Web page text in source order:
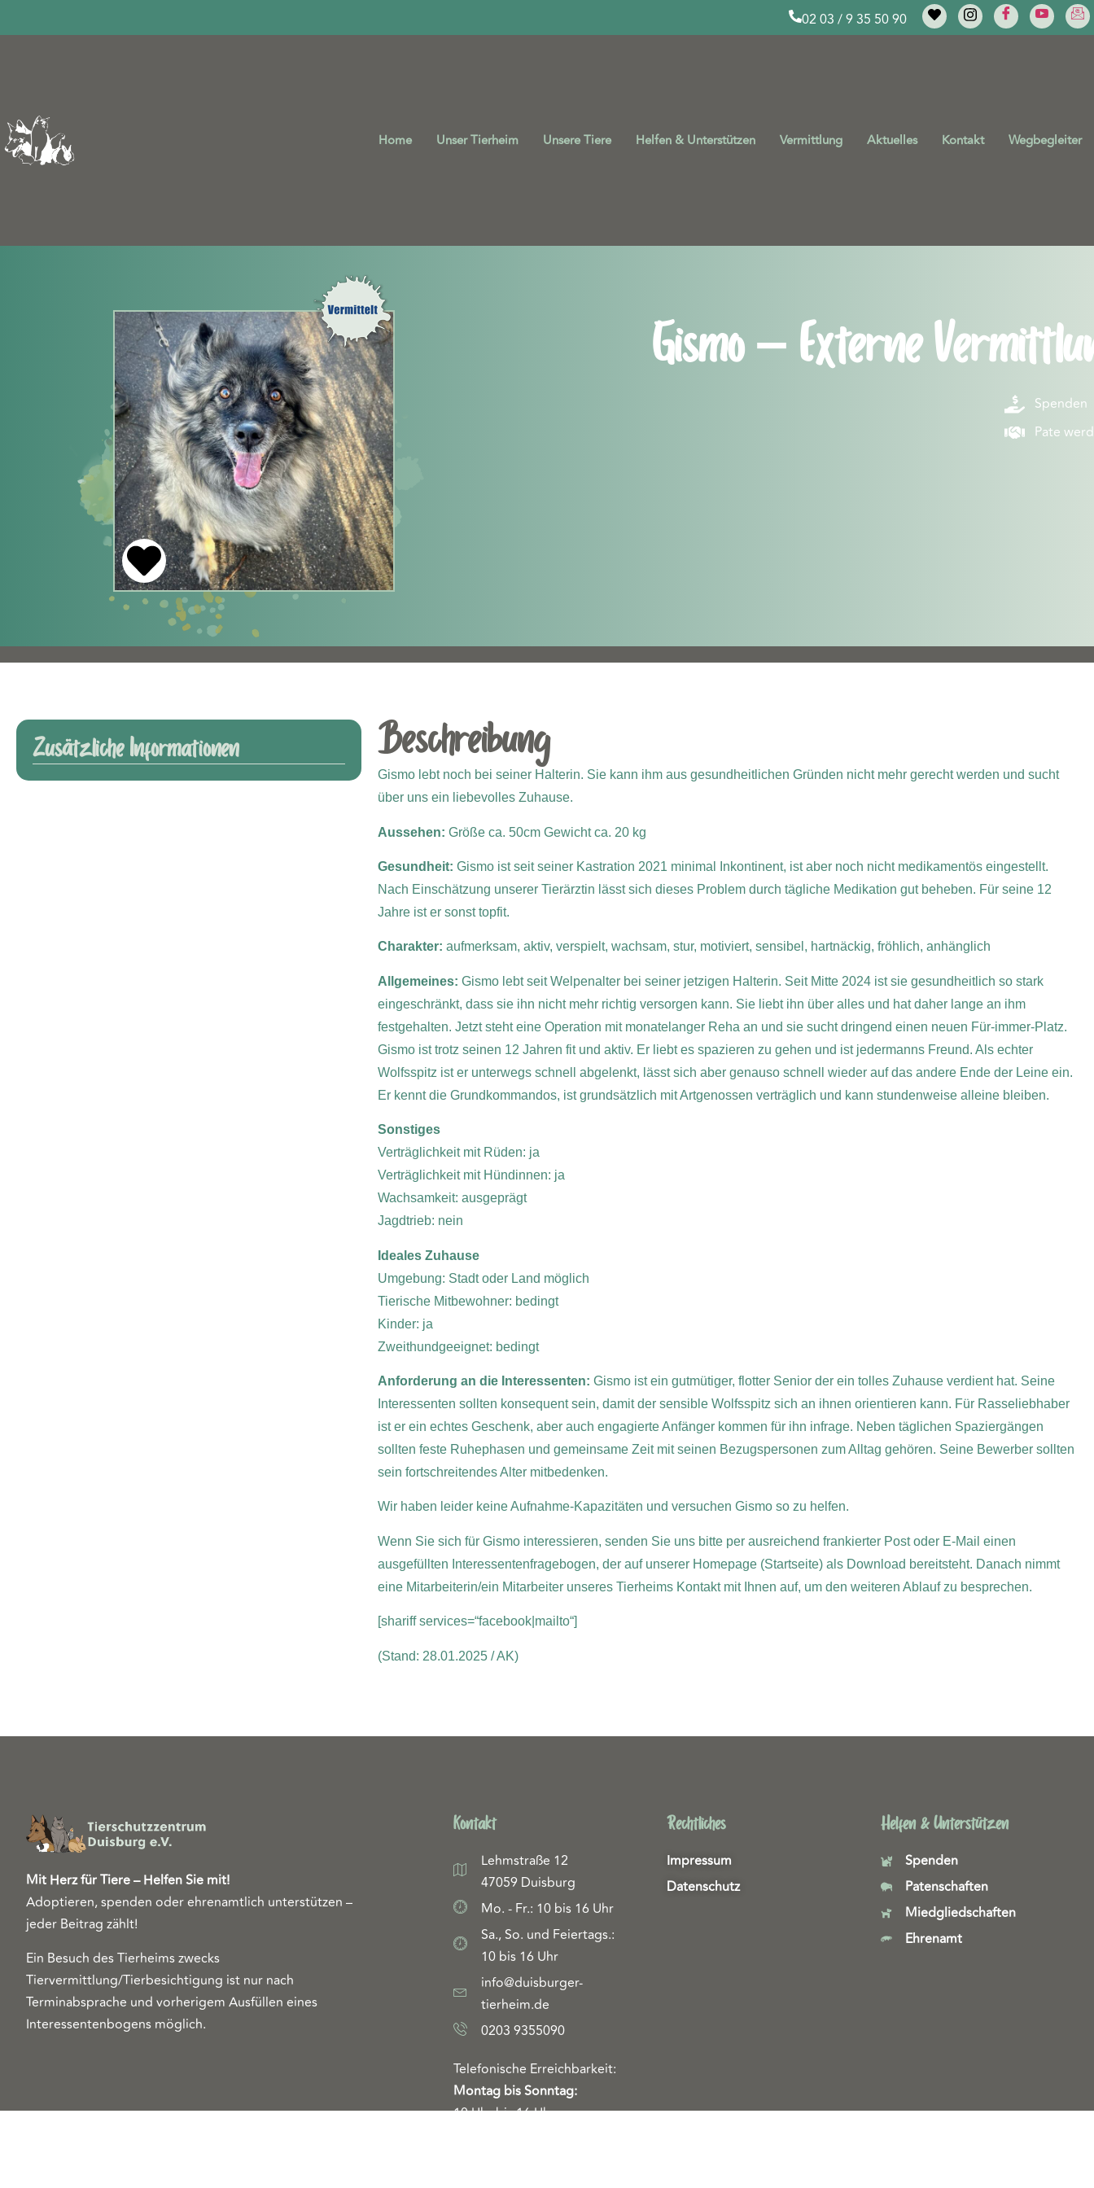
02 03 / 9 35 50 90
Home Unser Tierheim Unsere Tiere Helfen & Unterstützen Vermittlung Aktuelles Kontakt Wegbegleiter
Gismo – Externe
Spenden
Pate
Zusätzliche Informationen Beschreibung
Gismo lebt noch bei seiner Halterin. Sie kann ihm aus gesundheitlichen Gründen nicht mehr gerecht werden und sucht
über uns ein liebevolles Zuhause.
Aussehen: Größe ca. 50cm Gewicht ca. 20 kg
Gesundheit: Gismo ist seit seiner Kastration 2021 minimal Inkontinent, ist aber noch nicht medikamentös eingestellt.
Nach Einschätzung unserer Tierärztin lässt sich dieses Problem durch tägliche Medikation gut beheben. Für seine 12
Jahre ist er sonst topfit.
Charakter: aufmerksam, aktiv, verspielt, wachsam, stur, motiviert, sensibel, hartnäckig, fröhlich, anhänglich
Allgemeines: Gismo lebt seit Welpenalter bei seiner jetzigen Halterin. Seit Mitte 2024 ist sie gesundheitlich so stark
eingeschränkt, dass sie ihn nicht mehr richtig versorgen kann. Sie liebt ihn über alles und hat daher lange an ihm
festgehalten. Jetzt steht eine Operation mit monatelanger Reha an und sie sucht dringend einen neuen Für-immer-Platz.
Gismo ist trotz seinen 12 Jahren fit und aktiv. Er liebt es spazieren zu gehen und ist jedermanns Freund. Als echter
Wolfsspitz ist er unterwegs schnell abgelenkt, lässt sich aber genauso schnell wieder auf das andere Ende der Leine ein.
Er kennt die Grundkommandos, ist grundsätzlich mit Artgenossen verträglich und kann stundenweise alleine bleiben.
Sonstiges
Verträglichkeit mit Rüden: ja
Verträglichkeit mit Hündinnen: ja
Wachsamkeit: ausgeprägt
Jagdtrieb: nein
Ideales Zuhause
Umgebung: Stadt oder Land möglich
Tierische Mitbewohner: bedingt
Kinder: ja
Zweithundgeeignet: bedingt
Anforderung an die Interessenten: Gismo ist ein gutmütiger, flotter Senior der ein tolles Zuhause verdient hat. Seine
Interessenten sollten konsequent sein, damit der sensible Wolfsspitz sich an ihnen orientieren kann. Für Rasseliebhaber
ist er ein echtes Geschenk, aber auch engagierte Anfänger kommen für ihn infrage. Neben täglichen Spaziergängen
sollten feste Ruhephasen und gemeinsame Zeit mit seinen Bezugspersonen zum Alltag gehören. Seine Bewerber sollten
sein fortschreitendes Alter mitbedenken.
Wir haben leider keine Aufnahme-Kapazitäten und versuchen Gismo so zu helfen.
Wenn Sie sich für Gismo interessieren, senden Sie uns bitte per ausreichend frankierter Post oder E-Mail einen
ausgefüllten Interessentenfragebogen, der auf unserer Homepage (Startseite) als Download bereitsteht. Danach nimmt
eine Mitarbeiterin/ein Mitarbeiter unseres Tierheims Kontakt mit Ihnen auf, um den weiteren Ablauf zu besprechen.
[shariff services=“facebook|mailto“]
(Stand: 28.01.2025 / AK)
Mit Herz für Tiere – Helfen Sie mit!
Adoptieren, spenden oder ehrenamtlich unterstützen –
jeder Beitrag zählt!
Ein Besuch des Tierheims zwecks
Tiervermittlung/Tierbesichtigung ist nur nach
Terminabsprache und vorherigem Ausfüllen eines
Interessentenbogens möglich.
Kontakt
Lehmstraße 12
47059 Duisburg
Mo. - Fr.: 10 bis 16 Uhr
Sa., So. und Feiertags.:
10 bis 16 Uhr
info@duisburger-
tierheim.de
0203 9355090
Telefonische Erreichbarkeit:
Montag bis Sonntag:
10 Uhr bis 16 Uhr
Rechtliches
Impressum
Datenschutz
Helfen & Unterstützen
Spenden
Patenschaften
Miedgliedschaften
Ehrenamt